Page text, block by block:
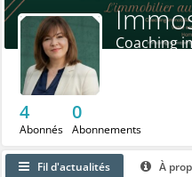
Coaching
4
Abonnés
0
Abonnements
Fil d'actualités À